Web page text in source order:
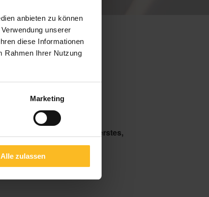
anbieten zu können
unserer
diese Informationen
Rahmen Ihrer Nutzung
Marketing
Alle zulassen
ein erstes,
in einem persönlichen